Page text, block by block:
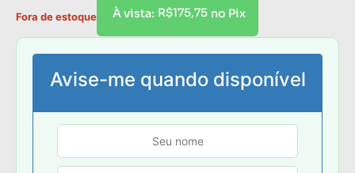
À vista: R$175,75 no Pix
Fora de estoque
Avise-me quando disponível